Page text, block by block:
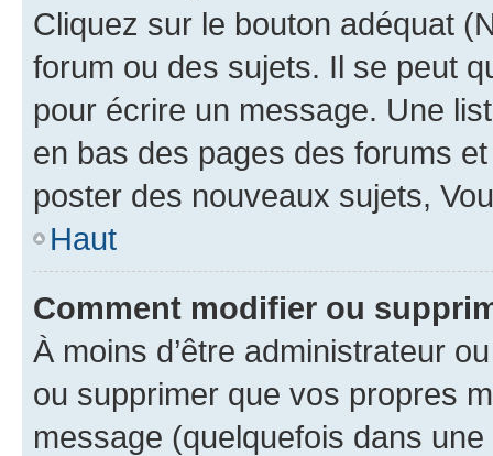
Cliquez sur le bouton adéquat
forum ou des sujets. Il se peut
pour écrire un message. Une
en bas des pages des forums
poster des nouveaux sujets,
Haut
Comment modifier ou
À moins d’être administrateur
ou supprimer que vos propres
message (quelquefois dans